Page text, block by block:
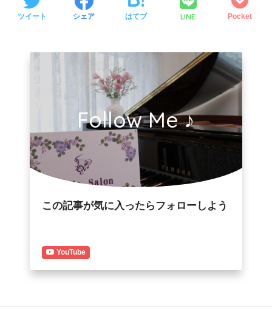
ツイート シェア はてブ LINE Pocket
Follow Me ♪
この記事が気に入ったらフォローしよう
YouTube